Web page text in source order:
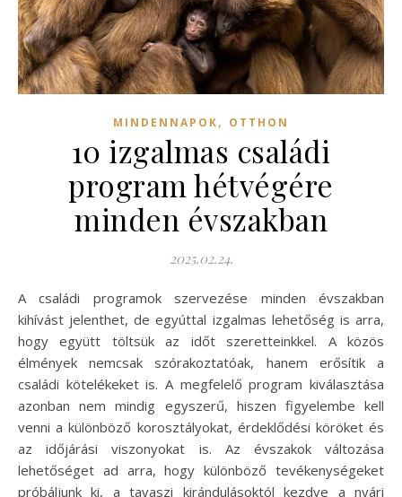
MINDENNAPOK, OTTHON
10 izgalmas családi
program hétvégére
minden évszakban
2025.02.24.
A családi programok szervezése minden évszakban
kihívást jelenthet, de egyúttal izgalmas lehetőség is arra,
hogy együtt töltsük az időt szeretteinkkel. A közös
élmények nemcsak szórakoztatóak, hanem erősítik a
családi kötelékeket is. A megfelelő program kiválasztása
azonban nem mindig egyszerű, hiszen figyelembe kell
venni a különböző korosztályokat, érdeklődési köröket és
az időjárási viszonyokat is. Az évszakok változása
lehetőséget ad arra, hogy különböző tevékenységeket
próbáljunk ki, a tavaszi kirándulásoktól kezdve a nyári